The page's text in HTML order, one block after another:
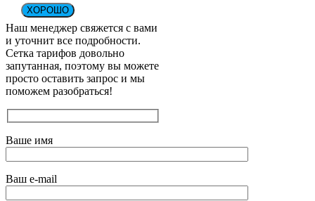
ХОРОШО
Наш менеджер свяжется с вами
и уточнит все подробности.
Сетка тарифов довольно
запутанная, поэтому вы можете
просто оставить запрос и мы
поможем разобраться!
Ваше имя
Ваш e-mail